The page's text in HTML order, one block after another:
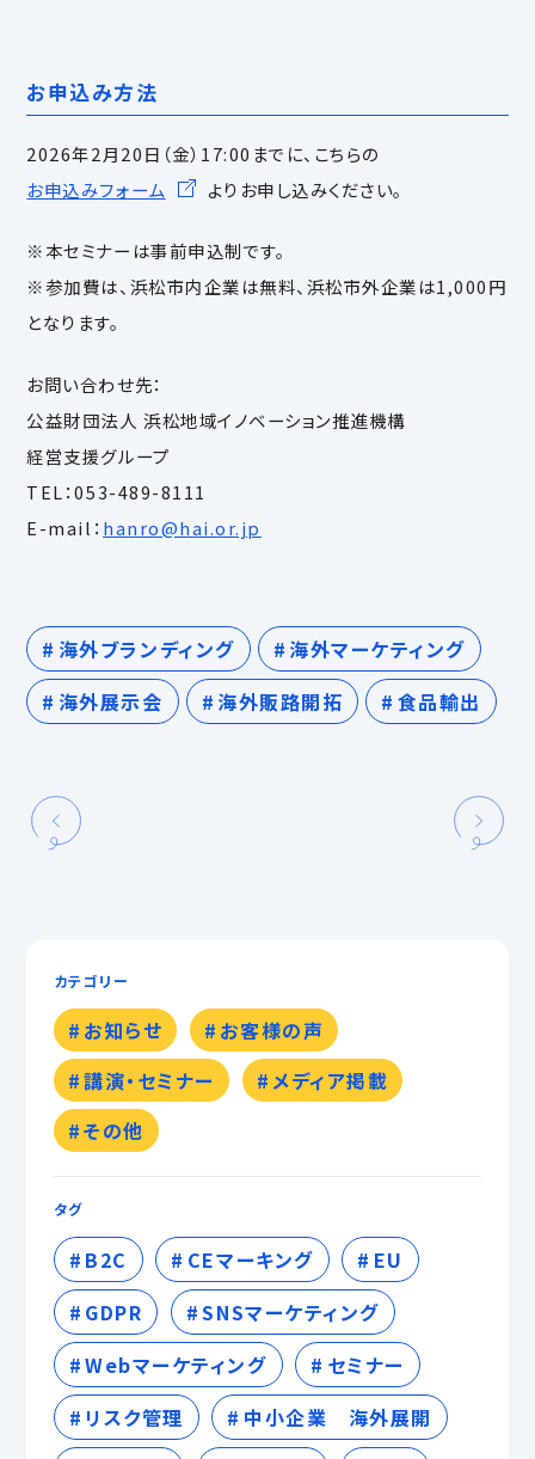
お申込み方法
2026年2月20日（金）17:00までに、こちらの
お申込みフォーム
よりお申し込みください。
※本セミナーは事前申込制です。
※参加費は、浜松市内企業は無料、浜松市外企業は1,000円
となります。
お問い合わせ先：
公益財団法人 浜松地域イノベーション推進機構
経営支援グループ
TEL：053-489-8111
E-mail： hanro@hai.or.jp
海外ブランディング
海外マーケティング
海外展示会
海外販路開拓 食品輸出
カテゴリー
お知らせ
お客様の声
講演・セミナー
メディア掲載
その他
タグ
B2C CEマーキング
EU
GDPR
SNSマーケティング
Webマーケティング
セミナー
リスク管理
中小企業 海外展開